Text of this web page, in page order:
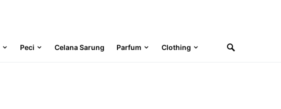
Peci Celana Sarung Parfum Clothing